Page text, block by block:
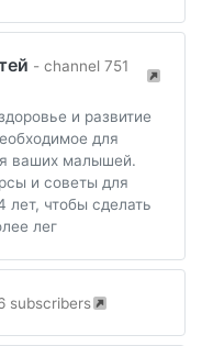
- channel 751
и развитие
для
ваших малышей.
и советы для
чтобы сделать
лег
subscribers